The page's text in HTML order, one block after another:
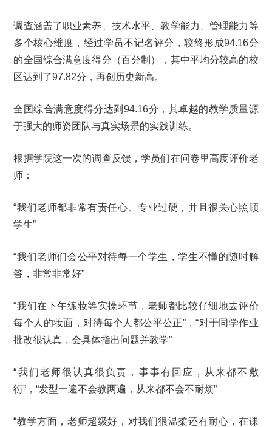
调查涵盖了职业素养、技术水平、教学能力、管理能力等
多个核心维度，经过学员不记名评分，较终形成94.16分
的全国综合满意度得分（百分制），其中平均分较高的校
区达到了97.82分，再创历史新高。
全国综合满意度得分达到94.16分，其卓越的教学质量源
于强大的师资团队与真实场景的实践训练。
根据学院这一次的调查反馈，学员们在问卷里高度评价老
师：
“我们老师都非常有责任心、专业过硬，并且很关心照顾
学生”
“我们老师们会公平对待每一个学生，学生不懂的随时解
答，非常非常好”
“我们在下午练妆等实操环节，老师都比较仔细地去评价
每个人的妆面，对待每个人都公平公正”，“对于同学作业
批改很认真，会具体指出问题并教学”
“我们老师很认真很负责，事事有回应，从来都不敷
衍”，“发型一遍不会教两遍，从来都不会不耐烦”
“教学方面，老师超级好，对我们很温柔还有耐心，在课